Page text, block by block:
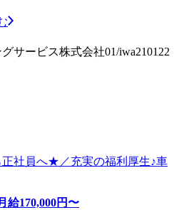
サービス株式会社01/iwa210122
社員へ★／充実の福利厚生♪車
給170,000円〜